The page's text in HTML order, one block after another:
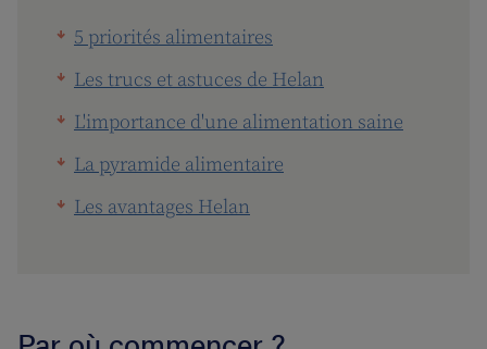
5 priorités alimentaires
Les trucs et astuces de Helan
L'importance d'une alimentation saine
La pyramide alimentaire
Les avantages Helan